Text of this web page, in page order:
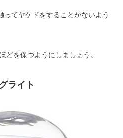
てヤケドをすることがないよう
を保つようにしましょう。
ライト